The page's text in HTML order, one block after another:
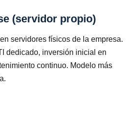
(servidor propio)
servidores físicos de la empresa.
dedicado, inversión inicial en
continuo. Modelo más